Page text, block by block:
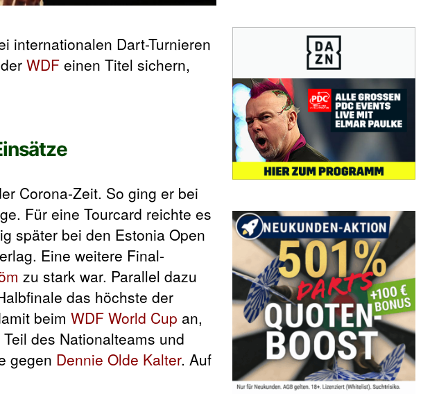
internationalen Dart-Turnieren
WDF einen Titel sichern,
Corona-Zeit. So ging er bei
Für eine Tourcard reichte es
später bei den Estonia Open
Eine weitere Final-
zu stark war. Parallel dazu
das höchste der
beim WDF World Cup an,
des Nationalteams und
gegen Dennie Olde Kalter. Auf